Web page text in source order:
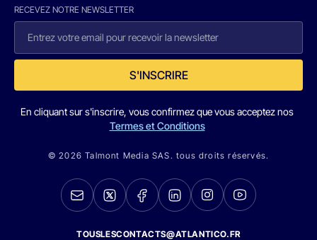
RECEVEZ NOTRE NEWSLETTER
S'INSCRIRE
En cliquant sur s'inscrire, vous confirmez que vous acceptez nos
Termes et Conditions
© 2026 Talmont Media SAS. tous droits réservés.
TOUSLESCONTACTS@ATLANTICO.FR